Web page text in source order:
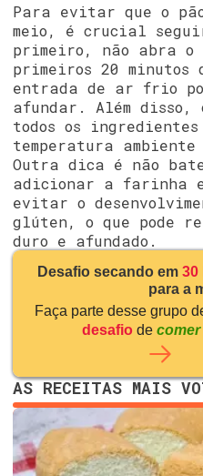
Para evitar que o
meio, é crucial
primeiro, não abra o
primeiros 20 minutos
entrada de ar frio
afundar. Além
todos os
temperatura ambiente
Outra dica é não
adicionar a farinha
evitar o
glúten, o que pode
duro e afundado.
Desafio secando em 30
para a
Faça parte desse grupo
desafio de
AS RECEITAS MAIS